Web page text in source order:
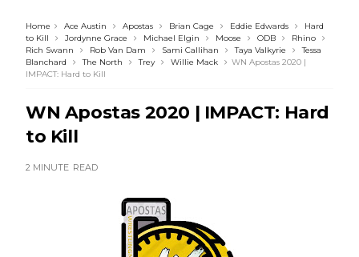
NOVOS CAMPEÕES DE TRIOS NA AEW: Brody
King, Bandido e Hangman Page conquistam os
Unknown -Aug 06 2026
REVIRAVOLTA SURPREENDENTE NO GRAND
Statlander após interferência decisiva de
Aug 06 2026
Home Ace Austin Apostas Brian Cage Eddie Edwards
Hard
to Kill
Jordynne Grace Michael Elgin Moose ODB
Rhino
Rich Swann
Rob Van Dam Sami Callihan Taya Valkyrie
Tessa
Blanchard
The North Trey Willie Mack
WN Apostas 2020 |
IMPACT: Hard to Kill
WN Apostas 2020 | IMPACT: Hard
to Kill
2 MINUTE READ